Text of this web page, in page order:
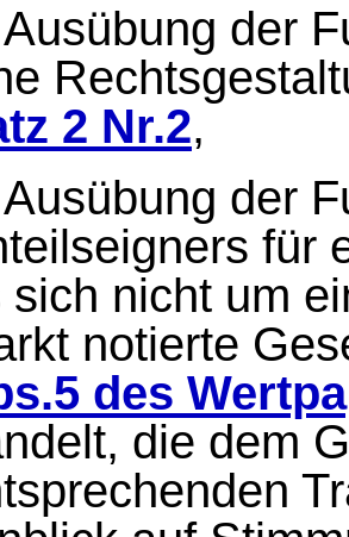
der
2 Nr.2,
der
für
sich nicht um
notierte
des
die dem